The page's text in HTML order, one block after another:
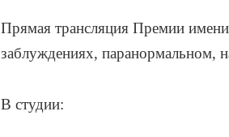
Прямая трансляция Премии
заблуждениях, паранормальном,
В студии: